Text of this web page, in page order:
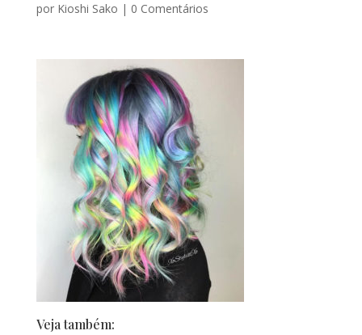
por Kioshi Sako | 0 Comentários
Veja também: